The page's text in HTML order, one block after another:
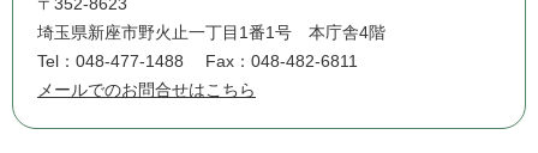
埼玉県新座市野火止一丁目1番1号 本庁舎4階
Tel：048-477-1488
Fax：048-482-6811
メールでのお問合せはこちら